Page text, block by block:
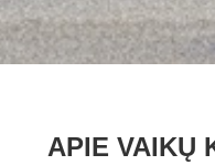
APIE VAIKŲ